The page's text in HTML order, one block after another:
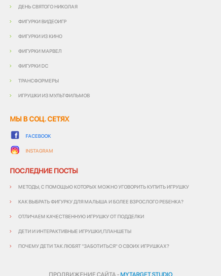
ДЕНЬ СВЯТОГО НИКОЛАЯ
ФИГУРКИ ВИДЕОИГР
ФИГУРКИ ИЗ КИНО
ФИГУРКИ МАРВЕЛ
ФИГУРКИ DC
ТРАНСФОРМЕРЫ
ИГРУШКИ ИЗ МУЛЬТФИЛЬМОВ
МЫ В СОЦ. СЕТЯХ
FACEBOOK
INSTAGRAM
ПОСЛЕДНИЕ ПОСТЫ
МЕТОДЫ, С ПОМОЩЬЮ КОТОРЫХ МОЖНО УГОВОРИТЬ КУПИТЬ ИГРУШКУ
КАК ВЫБРАТЬ ФИГУРКУ ДЛЯ МАЛЫША И БОЛЕЕ ВЗРОСЛОГО РЕБЕНКА?
ОТЛИЧАЕМ КАЧЕСТВЕННУЮ ИГРУШКУ ОТ ПОДДЕЛКИ
ДЕТИ И ИНТЕРАКТИВНЫЕ ИГРУШКИ,ПЛАНШЕТЫ
ПОЧЕМУ ДЕТИ ТАК ЛЮБЯТ "ЗАБОТИТЬСЯ" О СВОИХ ИГРУШКАХ?